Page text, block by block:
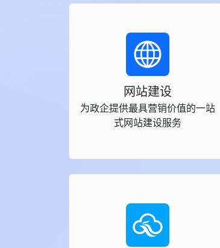
网站建设
为政企提供最具营销价值的一站
式网站建设服务